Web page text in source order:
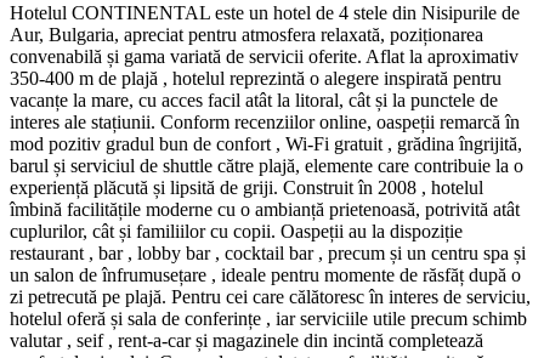
Hotelul CONTINENTAL este un hotel de 4 stele din Nisipurile de
Aur, Bulgaria, apreciat pentru atmosfera relaxată, poziționarea
convenabilă și gama variată de servicii oferite. Aflat la aproximativ
350-400 m de plajă , hotelul reprezintă o alegere inspirată pentru
vacanțe la mare, cu acces facil atât la litoral, cât și la punctele de
interes ale stațiunii. Conform recenziilor online, oaspeții remarcă în
mod pozitiv gradul bun de confort , Wi-Fi gratuit , grădina îngrijită,
barul și serviciul de shuttle către plajă, elemente care contribuie la o
experiență plăcută și lipsită de griji. Construit în 2008 , hotelul
îmbină facilitățile moderne cu o ambianță prietenoasă, potrivită atât
cuplurilor, cât și familiilor cu copii. Oaspeții au la dispoziție
restaurant , bar , lobby bar , cocktail bar , precum și un centru spa și
un salon de înfrumusețare , ideale pentru momente de răsfăț după o
zi petrecută pe plajă. Pentru cei care călătoresc în interes de serviciu,
hotelul oferă și sala de conferințe , iar serviciile utile precum schimb
valutar , seif , rent-a-car și magazinele din incintă completează